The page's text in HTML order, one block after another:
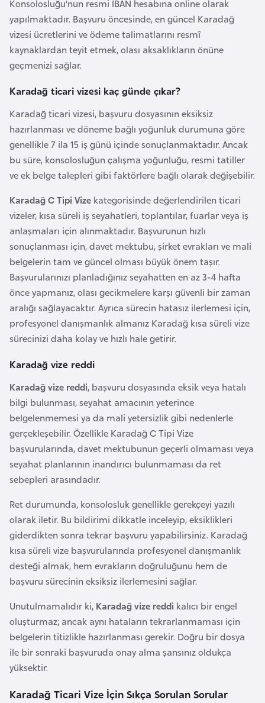
Konsolosluğu’nun resmi IBAN hesabına online olarak
yapılmaktadır. Başvuru öncesinde, en güncel Karadağ
vizesi ücretlerini ve ödeme talimatlarını resmî
kaynaklardan teyit etmek, olası aksaklıkların önüne
geçmenizi sağlar.
Karadağ ticari vizesi kaç günde çıkar?
Karadağ ticari vizesi, başvuru dosyasının eksiksiz
hazırlanması ve döneme bağlı yoğunluk durumuna göre
genellikle 7 ila 15 iş günü içinde sonuçlanmaktadır. Ancak
bu süre, konsolosluğun çalışma yoğunluğu, resmi tatiller
ve ek belge talepleri gibi faktörlere bağlı olarak değişebilir.
Karadağ C Tipi Vize kategorisinde değerlendirilen ticari
vizeler, kısa süreli iş seyahatleri, toplantılar, fuarlar veya iş
anlaşmaları için alınmaktadır. Başvurunun hızlı
sonuçlanması için, davet mektubu, şirket evrakları ve mali
belgelerin tam ve güncel olması büyük önem taşır.
Başvurularınızı planladığınız seyahatten en az 3-4 hafta
önce yapmanız, olası gecikmelere karşı güvenli bir zaman
aralığı sağlayacaktır. Ayrıca sürecin hatasız ilerlemesi için,
profesyonel danışmanlık almanız Karadağ kısa süreli vize
sürecinizi daha kolay ve hızlı hale getirir.
Karadağ vize reddi
Karadağ vize reddi, başvuru dosyasında eksik veya hatalı
bilgi bulunması, seyahat amacının yeterince
belgelenmemesi ya da mali yetersizlik gibi nedenlerle
gerçekleşebilir. Özellikle Karadağ C Tipi Vize
başvurularında, davet mektubunun geçerli olmaması veya
seyahat planlarının inandırıcı bulunmaması da ret
sebepleri arasındadır.
Ret durumunda, konsolosluk genellikle gerekçeyi yazılı
olarak iletir. Bu bildirimi dikkatle inceleyip, eksiklikleri
giderdikten sonra tekrar başvuru yapabilirsiniz. Karadağ
kısa süreli vize başvurularında profesyonel danışmanlık
desteği almak, hem evrakların doğruluğunu hem de
başvuru sürecinin eksiksiz ilerlemesini sağlar.
Unutulmamalıdır ki, Karadağ vize reddi kalıcı bir engel
oluşturmaz; ancak aynı hataların tekrarlanmaması için
belgelerin titizlikle hazırlanması gerekir. Doğru bir dosya
ile bir sonraki başvuruda onay alma şansınız oldukça
yüksektir.
Karadağ Ticari Vize İçin Sıkça Sorulan Sorular
E
s
o
n
y
a
E
i
y
o
p
y
a
d
ş
i
S
a
h
i
l
i
F
i
n
l
n
d
i
y
a